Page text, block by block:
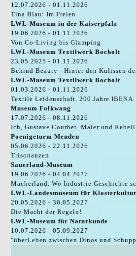
12.07.2026 - 01.11.2026
Tina Blau: Im Freien
LWL-Museum in der Kaiserpfalz
19.06.2026 - 01.11.2026
Von Co-Living bis Glamping
LWL-Museum Textilwerk Bocholt
23.05.2025 - 01.11.2026
Behind Beauty - Hinter den Kulissen
LWL-Museum Textilwerk Bocholt
01.03.2026 - 01.11.2026
Textile Leidenschaft. 200 Jahre IBENA.
Museum Folkwang
17.07.2026 - 08.11.2026
Ich, Gustave Courbet. Maler und Rebell
Poenigeturm Menden
05.06.2026 - 22.11.2026
Trisonanzen
Sauerland-Museum
19.06.2026 - 04.04.2027
Macherland. Wo Industrie Geschichte
LWL-Landesmuseum für Klosterkultur
20.05.2026 - 30.05.2027
Die Macht der Regeln!
LWL-Museum für Naturkunde
10.07.2026 - 05.09.2027
"überLeben zwischen Dinos und